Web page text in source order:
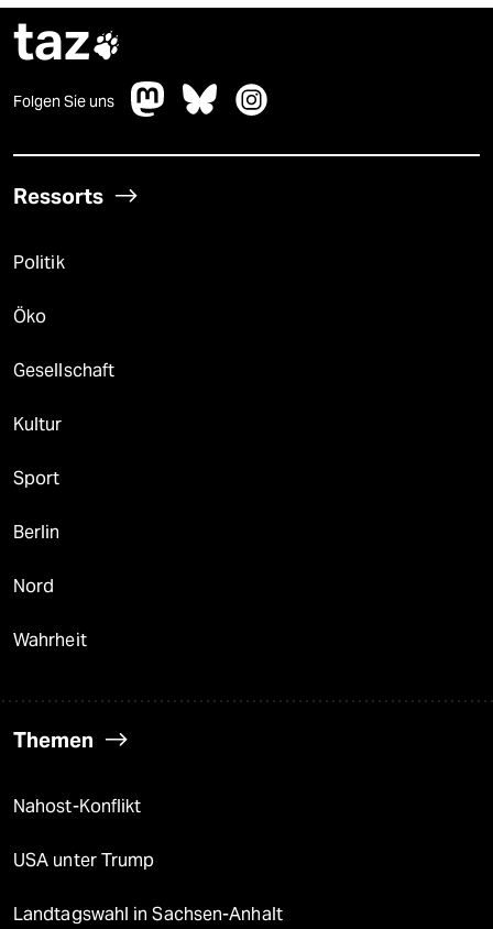
taz
Folgen Sie uns
Ressorts
Politik
Öko
Gesellschaft
Kultur
Sport
Berlin
Nord
Wahrheit
Themen
Nahost-Konflikt
USA unter Trump
Landtagswahl in Sachsen-Anhalt